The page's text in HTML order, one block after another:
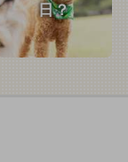
日？